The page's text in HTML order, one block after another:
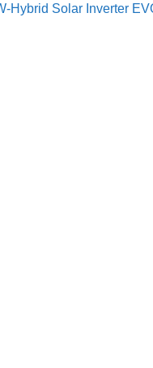
Hybrid Solar Inverter